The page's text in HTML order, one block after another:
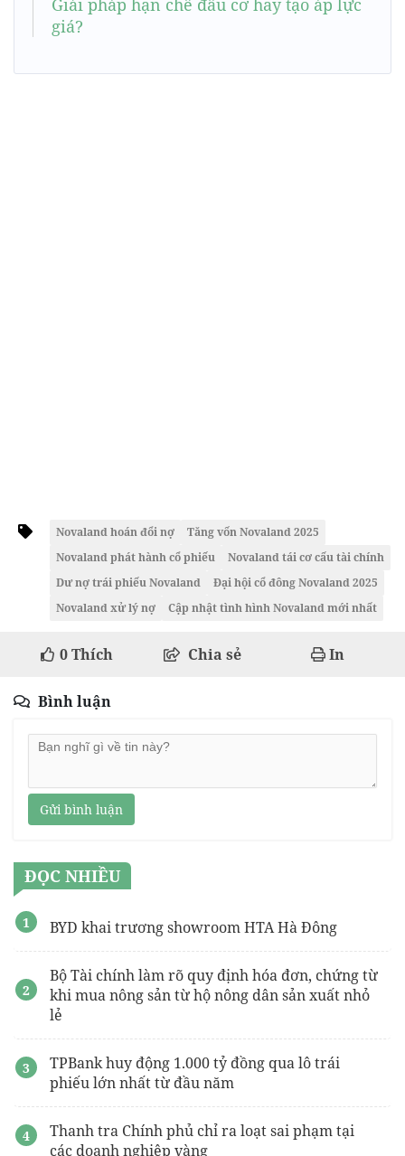
Giải pháp hạn chế đầu cơ hay tạo áp lực
giá?
Novaland hoán đổi nợ
Tăng vốn Novaland 2025
Novaland phát hành cổ phiếu
Novaland tái cơ cấu tài chính
Dư nợ trái phiếu Novaland
Đại hội cổ đông Novaland 2025
Novaland xử lý nợ
Cập nhật tình hình Novaland mới nhất
0Thích Chia sẻ In
Bình luận
Gửi bình luận
ĐỌC NHIỀU
BYD khai trương showroom HTA Hà Đông
Bộ Tài chính làm rõ quy định hóa đơn, chứng từ
khi mua nông sản từ hộ nông dân sản xuất nhỏ
lẻ
TPBank huy động 1.000 tỷ đồng qua lô trái
phiếu lớn nhất từ đầu năm
Thanh tra Chính phủ chỉ ra loạt sai phạm tại
các doanh nghiệp vàng